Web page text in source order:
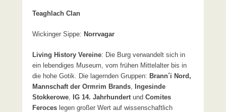
Teaghlach Clan
Wickinger Sippe: Norrvagar
Living History Vereine: Die Burg verwandelt sich in
ein lebendiges Museum, vom frühen Mittelalter bis in
die hohe Gotik. Die lagernden Gruppen: Brann´i Nord,
Mannschaft der Ormrim Brands
Ingesinde
Stokkerowe
IG 14. Jahrhundert und Comites
Feroces legen großer Wert auf wissenschaftlich